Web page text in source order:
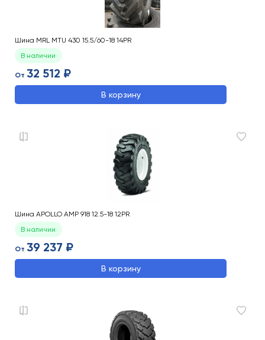
Шина MRL MTU 430 15.5/60-18 14PR
В наличии
От 32 512 ₽
В корзину
Шина APOLLO AMP 918 12.5-18 12PR
В наличии
От 39 237 ₽
В корзину